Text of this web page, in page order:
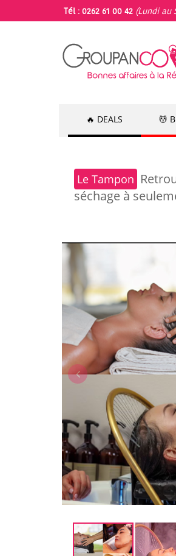
Tél : 0262 61 00 42 (Lundi au
🔥 DEALS 💆
Le Tampon
séchage à